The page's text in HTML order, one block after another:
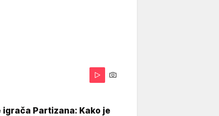
igrača Partizana: Kako je